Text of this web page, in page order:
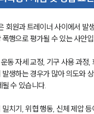
회원과 트레이너 사이에서 발
행으로 평가될 수 있는 사안
동 자세 교정, 기구 사용 과정,
생하는 경우가 많아 의도와
수 있습니다.
치기, 위협 행동, 신체 제압